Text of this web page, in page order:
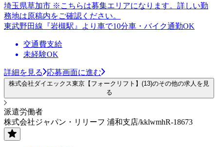
埼玉県草加市 ※こちらは募集エリアになります。詳しい勤
務地は原稿内をご確認ください。
東武野田線『岩槻駅』より車で10分車・バイク通勤OK
交通費支給
未経験OK
詳細を見る 応募画面に進む
株式会社ダイエックス東京【フォークリフト】(13)のその他の求人を見
る
派遣労働者
株式会社ジャパン・リリーフ 浦和支店/kklwmhR-18673